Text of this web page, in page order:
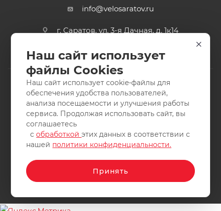
info@velosaratov.ru
г. Саратов, ул. 3-я Дачная, д. 1к14
2011-2026 © интернет-магазин спортивных товаров
ВелоСаратов. Не является публичной офертой. Все права
защищены. Заимствование материалов и фотографий
запрещено.
Наш сайт использует
файлы Cookies
Наш сайт использует cookie-файлы для
обеспечения удобства пользователей,
анализа посещаемости и улучшения работы
сервиса. Продолжая использовать сайт, вы
соглашаетесь
собработкойэтих данных в соответствии с
нашей политики конфиденциальности.
Принять